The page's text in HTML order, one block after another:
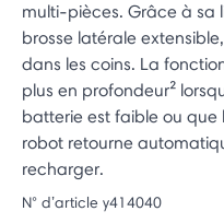
multi-pièces. Grâce à sa
brosse latérale
dans les coins. La
plus en profondeur²
batterie est faible ou que
robot retourne
recharger.
N° d’article y414040